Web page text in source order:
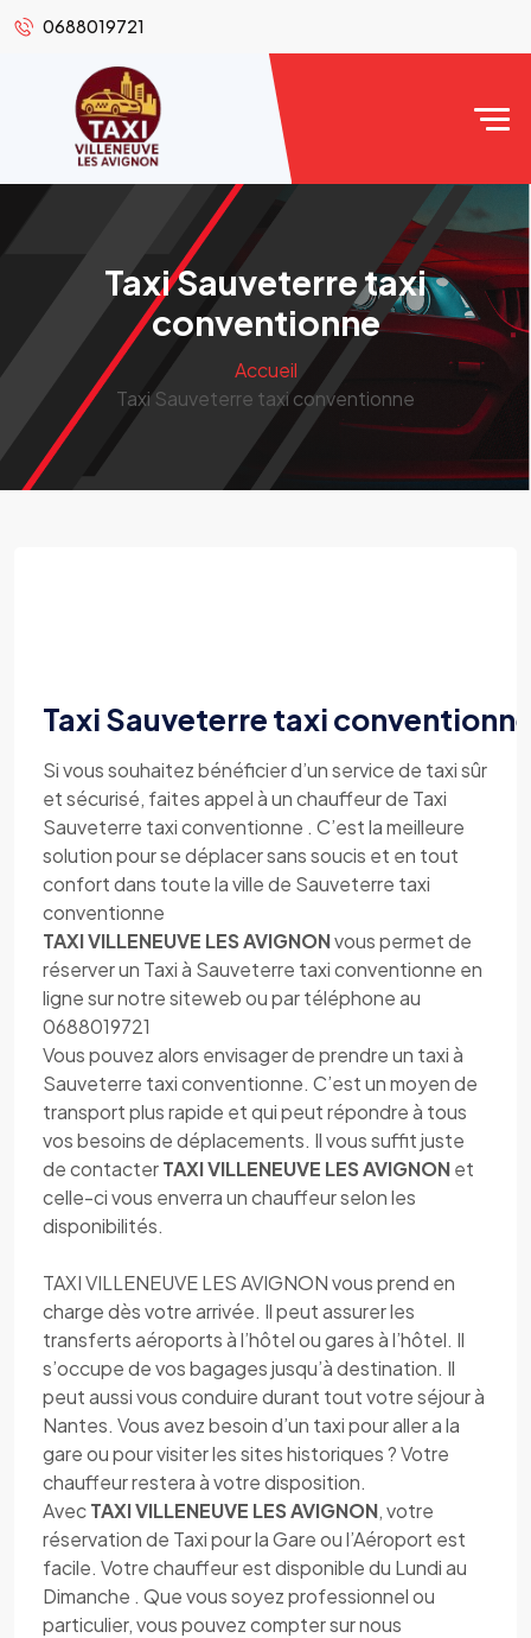
0688019721
Taxi Sauveterre taxi
conventionne
Accueil
Taxi Sauveterre taxi conventionne
Taxi Sauveterre taxi
Si vous souhaitez bénéficier d’un service de taxi sûr
et sécurisé, faites appel à un chauffeur de Taxi
Sauveterre taxi conventionne . C’est la meilleure
solution pour se déplacer sans soucis et en tout
confort dans toute la ville de Sauveterre taxi
conventionne
TAXI VILLENEUVE LES AVIGNONvous permet de
réserver un Taxi à Sauveterre taxi conventionne en
ligne sur notre siteweb ou par téléphone au
0688019721
Vous pouvez alors envisager de prendre un taxi à
Sauveterre taxi conventionne. C’est un moyen de
transport plus rapide et qui peut répondre à tous
vos besoins de déplacements. Il vous suffit juste
de contacterTAXI VILLENEUVE LES AVIGNONet
celle-ci vous enverra un chauffeur selon les
disponibilités.
TAXI VILLENEUVE LES AVIGNON vous prend en
charge dès votre arrivée. Il peut assurer les
transferts aéroports à l’hôtel ou gares à l’hôtel. Il
s’occupe de vos bagages jusqu’à destination. Il
peut aussi vous conduire durant tout votre séjour à
Nantes. Vous avez besoin d’un taxi pour aller a la
gare ou pour visiter les sites historiques ? Votre
chauffeur restera à votre disposition.
AvecTAXI VILLENEUVE LES AVIGNON, votre
réservation de Taxi pour la Gare ou l’Aéroport est
facile. Votre chauffeur est disponible du Lundi au
Dimanche . Que vous soyez professionnel ou
particulier, vous pouvez compter sur nous